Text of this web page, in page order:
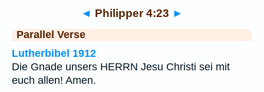
◄ Philipper 4:23 ►
Parallel Verse
Lutherbibel 1912
Die Gnade unsers HERRN Jesu Christi sei mit
euch allen! Amen.